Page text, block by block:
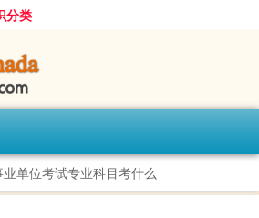
分类
单位考试专业科目考什么